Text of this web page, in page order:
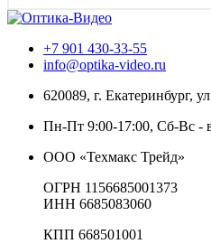
+7 901 430-33-55
info@optika-video.ru
620089, г. Екатеринбург,
Пн-Пт 9:00-17:00, Сб-Вс -
ООО «Техмакс Трейд»
ОГРН 1156685001373
ИНН 6685083060
КПП 668501001